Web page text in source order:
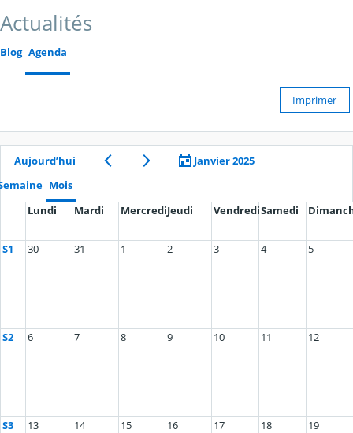
Actualités
Blog Agenda
Imprimer
Aujourd’hui
Janvier 2025
Mois
Lundi
Mardi MercrediJeudi VendrediSamedi
S1 30 31 1 2 3 4 5
S2 6 7 8 9 10 11 12
S3 13 14 15 16 17 18 19